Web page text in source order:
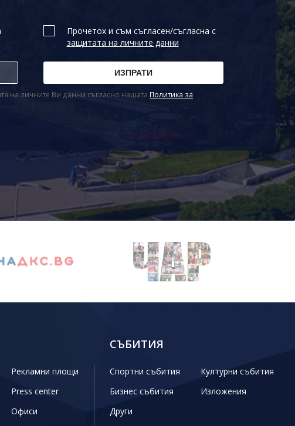
Прочетох и съм съгласен/съгласна с
защитата на личните данни
на личните Ви данни съгласно нашата Политика за
Рекламни площи
Press center
Офиси
СЪБИТИЯ
Спортни събития
Културни събития
Бизнес събития
Изложения
Други